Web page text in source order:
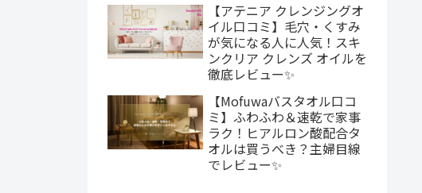
【アテニア クレンジングオ
イル口コミ】毛穴・くすみ
が気になる人に人気！スキ
ンクリア クレンズ オイルを
徹底レビュー✨
【Mofuwaバスタオル口コ
ミ】ふわふわ＆速乾で家事
ラク！ヒアルロン酸配合タ
オルは買うべき？主婦目線
でレビュー✨